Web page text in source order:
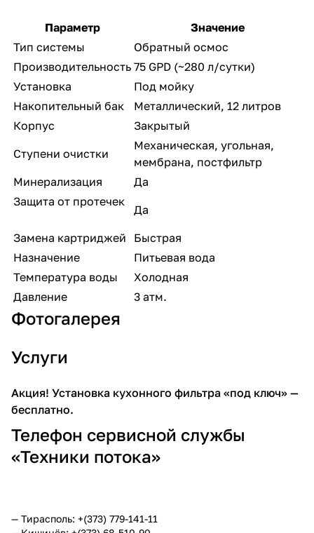
Параметр
Значение
Тип системы
Обратный осмос
Производительность 75 GPD (~280 л/сутки)
Установка
Под мойку
Накопительный бак
Металлический, 12 литров
Корпус
Закрытый
Ступени очистки
Механическая, угольная,
мембрана, постфильтр
Минерализация
Да
Защита от протечек
Да
Замена картриджей
Быстрая
Назначение
Питьевая вода
Температура воды
Холодная
Давление
3 атм.
Фотогалерея
Услуги
Акция! Установка кухонного фильтра «под ключ» —
бесплатно.
Телефон сервисной службы
«Техники потока»
— Тирасполь: +(373) 779-141-11